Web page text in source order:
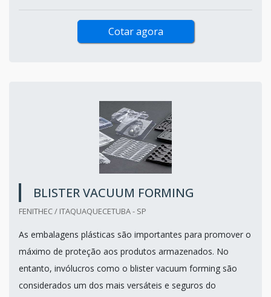
Cotar agora
BLISTER VACUUM FORMING
FENITHEC / ITAQUAQUECETUBA - SP
As embalagens plásticas são importantes para promover o
máximo de proteção aos produtos armazenados. No
entanto, invólucros como o blister vacuum forming são
considerados um dos mais versáteis e seguros do